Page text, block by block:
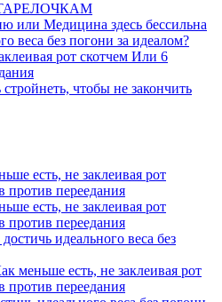
или Медицина здесь бессильна
веса без погони за идеалом?
рот скотчем Или 6
чтобы не закончить
есть, не заклеивая рот
против переедания
есть, не заклеивая рот
против переедания
идеального веса без
меньше есть, не заклеивая рот
против переедания